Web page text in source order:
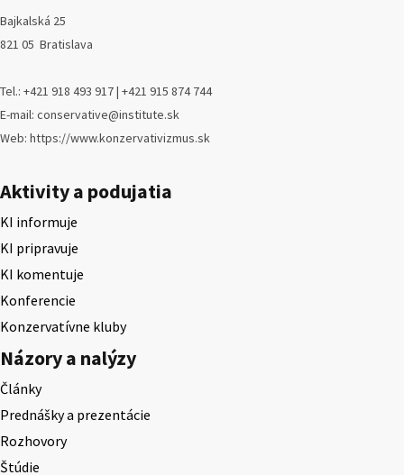
Bajkalská 25
821 05 Bratislava
Tel.: +421 918 493 917 | +421 915 874 744
E-mail: conservative@institute.sk
Web: https://www.konzervativizmus.sk
Aktivity a podujatia
KI informuje
KI pripravuje
KI komentuje
Konferencie
Konzervatívne kluby
Názory a nalýzy
Články
Prednášky a prezentácie
Rozhovory
Štúdie